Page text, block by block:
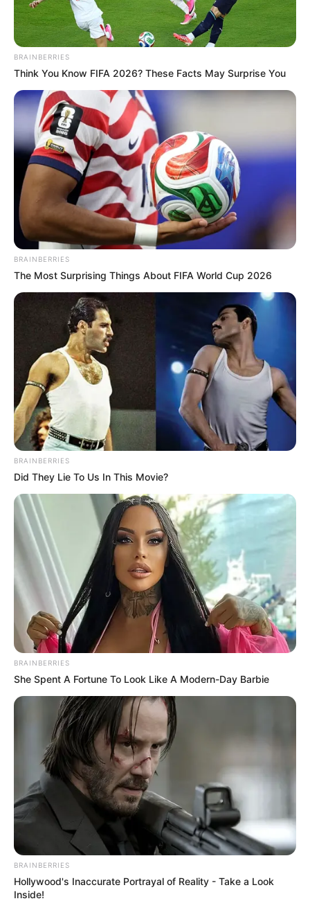
BRAINBERRIES
Think You Know FIFA 2026? These Facts May Surprise You
BRAINBERRIES
The Most Surprising Things About FIFA World Cup 2026
BRAINBERRIES
Did They Lie To Us In This Movie?
BRAINBERRIES
She Spent A Fortune To Look Like A Modern-Day Barbie
BRAINBERRIES
Hollywood's Inaccurate Portrayal of Reality - Take a Look
Inside!